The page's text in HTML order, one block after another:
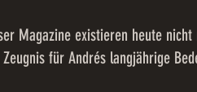
Magazine existieren heute
für Andrés langjährige